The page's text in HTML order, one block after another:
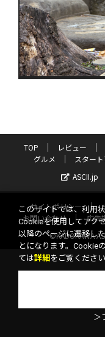
TOP レビュー
グルメ
スター
ASCII.jp
サイトポリシー
お問い合わせ
広告
©KADOKAWA
このサイトでは、利用
Cookieを使用してアク
以降のページに遷移し
とになります。Cookie
ては詳細 をご覧ください
＞